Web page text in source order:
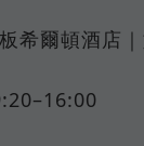
希爾頓酒店